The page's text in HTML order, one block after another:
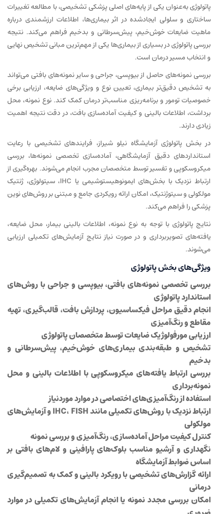
پاتولوژی به‌عنوان یکی از پایه‌های اصلی پزشکی تشخیصی، با مطالعه تغییرات
ساختاری و سلولی ایجادشده در اثر بیماری‌ها، اطلاعات ارزشمندی درباره
ماهیت ضایعات خوش‌خیم، پیش‌سرطانی و بدخیم فراهم می‌کند. نتیجه
بررسی پاتولوژی در بسیاری از بیماری‌ها یکی از مهم‌ترین مبانی تشخیص نهایی
و انتخاب مسیر درمان است.
بررسی نمونه‌های حاصل از بیوپسی، جراحی و سایر نمونه‌های بافتی می‌تواند
به تشخیص دقیق‌تر بیماری، تعیین نوع و ویژگی‌های ضایعه، ارزیابی برخی
خصوصیات تومور و برنامه‌ریزی مناسب‌تر درمان کمک کند. نوع نمونه، محل
برداشت، اطلاعات بالینی و کیفیت آماده‌سازی بافت، در دقت نتیجه اهمیت
زیادی دارند.
در بخش پاتولوژی آزمایشگاه نیلو شیراز، فرایندهای تشخیصی با رعایت
استانداردهای دقیق آزمایشگاهی، آماده‌سازی تخصصی نمونه‌ها، بررسی
میکروسکوپی و تفسیر توسط متخصصان مجرب انجام می‌شوند. بهره‌گیری از
ارتباط نزدیک با بخش‌های ایمونوهیستوشیمی یا IHC، سیتولوژی، ژنتیک
مولکولی و سیتوژنتیک، امکان ارائه رویکردی جامع و مبتنی بر روش‌های نوین
پزشکی را فراهم می‌کند.
نتایج پاتولوژی با توجه به نوع نمونه، اطلاعات بالینی بیمار، محل ضایعه،
یافته‌های تصویربرداری و در صورت نیاز نتایج آزمایش‌های تکمیلی ارزیابی
می‌شوند.
ویژگی‌های بخش پاتولوژی
بررسی تخصصی نمونه‌های بافتی، بیوپسی و جراحی با روش‌های
استاندارد پاتولوژی
انجام دقیق مراحل فیکساسیون، پردازش بافت، قالب‌گیری، تهیه
مقاطع و رنگ‌آمیزی
ارزیابی مورفولوژیک ضایعات توسط متخصصان پاتولوژی
تشخیص و طبقه‌بندی بیماری‌های خوش‌خیم، پیش‌سرطانی و
بدخیم
بررسی ارتباط یافته‌های میکروسکوپی با اطلاعات بالینی و محل
نمونه‌برداری
استفاده از رنگ‌آمیزی‌های اختصاصی در موارد موردنیاز
ارتباط نزدیک با روش‌های تکمیلی مانند IHC، FISH و آزمایش‌های
مولکولی
کنترل کیفیت مراحل آماده‌سازی، رنگ‌آمیزی و بررسی نمونه
نگهداری و آرشیو مناسب بلوک‌های پارافینی و لام‌های بافتی بر
اساس ضوابط آزمایشگاه
ارائه گزارش‌های تشخیصی با رویکرد بالینی و کمک به تصمیم‌گیری
درمانی
امکان بررسی مجدد نمونه یا انجام آزمایش‌های تکمیلی در موارد